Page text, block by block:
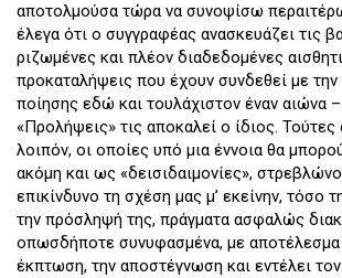
αποτολμούσα τώρα να συνοψίσω
έλεγα ότι ο συγγραφέας ανασκευάζει τις
ριζωμένες και πλέον διαδεδομένες
προκαταλήψεις που έχουν συνδεθεί με την
ποίησης εδώ και τουλάχιστον έναν αιώνα
«Προλήψεις» τις αποκαλεί ο ίδιος.
λοιπόν, οι οποίες υπό μια έννοια θα
ακόμη και ως «δεισιδαιμονίες»,
επικίνδυνο τη σχέση μας μ’ εκείνην, τόσο
την πρόσληψή της, πράγματα ασφαλώς
οπωσδήποτε συνυφασμένα, με αποτέλεσμα
έκπτωση, την αποστέγνωση και εντέλει